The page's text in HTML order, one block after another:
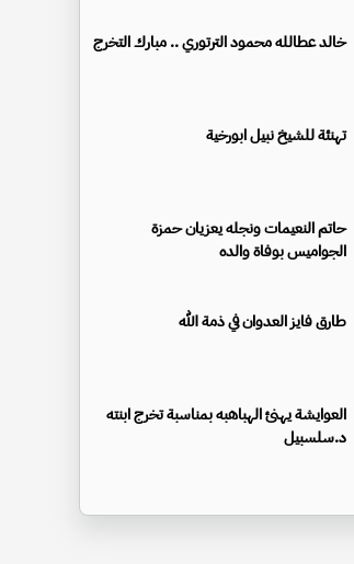
خالد عطالله محمود الترتوري .. مبارك التخرج
تهنئة للشيخ نبيل ابورخية
حاتم النعيمات ونجله يعزيان حمزة
الجواميس بوفاة والده
طارق فايز العدوان في ذمة الله
العوايشة يهنئ الهباهبه بمناسبة تخرج ابنته
د.سلسبيل